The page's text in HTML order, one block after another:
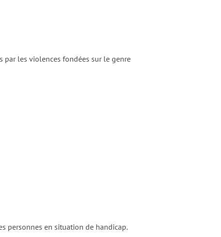
par les violences fondées sur le genre
personnes en situation de handicap.